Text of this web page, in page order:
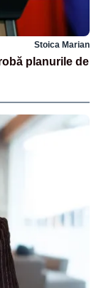
Stoica Marian
planurile de